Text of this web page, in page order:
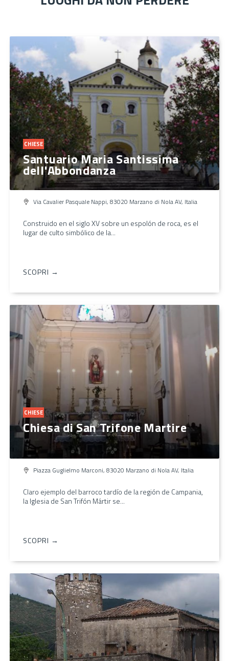
CHIESE
Santuario Maria Santissima
dell'Abbondanza
Via Cavalier Pasquale Nappi, 83020 Marzano di Nola AV, Italia
Construido en el siglo XV sobre un espolón de roca, es el
lugar de culto simbólico de la...
SCOPRI →
CHIESE
Chiesa di San Trifone Martire
Piazza Guglielmo Marconi, 83020 Marzano di Nola AV, Italia
Claro ejemplo del barroco tardío de la región de Campania,
la Iglesia de San Trifón Mártir se...
SCOPRI →